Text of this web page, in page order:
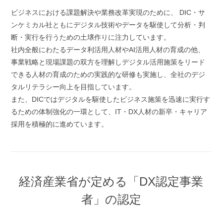
ビジネスにおける課題解決や業務改革実現のために、 DIC・サ
ンケミカル社ともにデジタル技術やデータを駆使して分析・判
断・実行を行うための土壌作りに注力しています。
社内全般にわたるデータ利活用人材やAI活用人材の育成の他、
事業戦略と現場課題の双方を理解しデジタル活用施策をリード
できる人材の育成のための実践的な研修も実施し、全社のデジ
タルリテラシー向上を目指しています。
また、DICではデジタルを駆使したビジネス施策を迅速に実行す
るための体制強化の一環として、IT・DX人材の新卒・キャリア
採用を積極的に進めています。
経済産業省が定める「DX認定事業
者」の認定